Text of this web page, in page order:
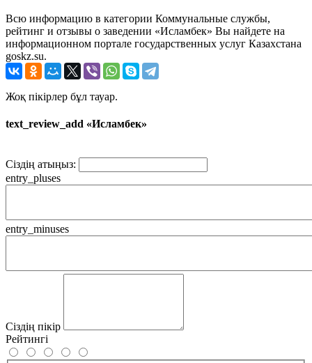
Всю информацию в категории Коммунальные службы,
рейтинг и отзывы о заведении «Исламбек» Вы найдете на
информационном портале государственных услуг Казахстана
goskz.su.
Жоқ пікірлер бұл тауар.
text_review_add «Исламбек»
Сіздің атыңыз:
entry_pluses
entry_minuses
Сіздің пікір
Рейтингі